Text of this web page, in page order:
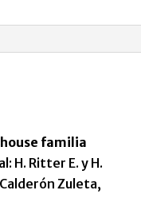
familia
H. Ritter E. y H.
Zuleta,